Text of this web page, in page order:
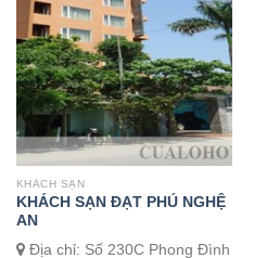
KHÁCH SẠN
KHÁCH SẠN ĐẠT PHÚ NGHỆ
AN
Địa chỉ: Số 230C Phong Đình